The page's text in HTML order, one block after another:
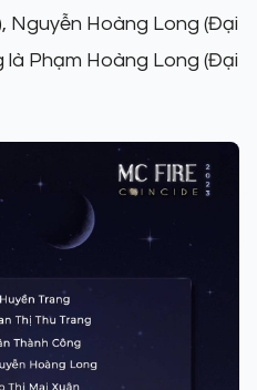
Nguyễn Hoàng Long (Đại
là Phạm Hoàng Long (Đại